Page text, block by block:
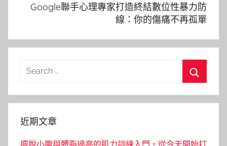
Google聯手心理專家打造終結數位性暴力防
線：你的傷痛不再孤單
Search
近期文章